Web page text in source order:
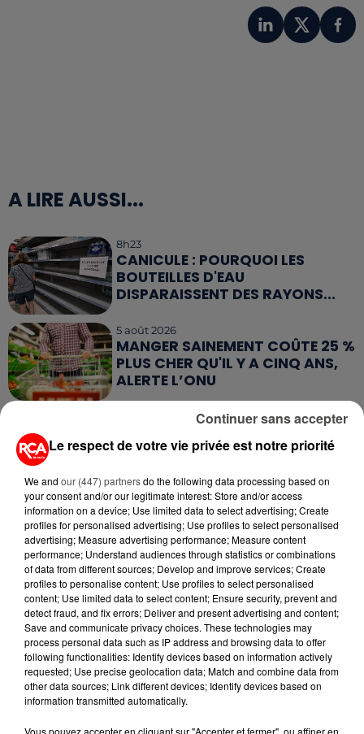
A LIRE AUSSI...
8h23
CANICULE : POURQUOI LES
BOUTEILLES D'EAU
DISPARAISSENT DES RAYONS...
5 août 2026
MANGER SAINEMENT COÛTE 25 %
PLUS CHER QU'IL Y A CINQ ANS,
ALERTE L’ONU
QUELLES SONT LES MARQUES QUI
OFFRENT LE MEILLEUR RAPPORT...
5 août 2026
MOUCHES : LES 5 RÉFLEXES À
ADOPTER POUR ÉVITER
L'INVASION CET ÉTÉ...
4 août 2026
ÉCLIPSE SOLAIRE DU 12 AOÛT : LA
RUÉE VERS LES LUNETTES DE...
4 août 2026
CAMPING-CAR : CE QUE VOUS
AVEZ LE DROIT DE FAIRE... ET LES
ERREURS...
Le respect de votre vie privée est notre priorité
We and our (447) partnersdo the following data processing based on
your consent and/or our legitimate interest: Store and/or access
information on a device; Use limited data to select advertising; Create
profiles for personalised advertising; Use profiles to select personalised
advertising; Measure advertising performance; Measure content
performance; Understand audiences through statistics or combinations
of data from different sources; Develop and improve services; Create
profiles to personalise content; Use profiles to select personalised
content; Use limited data to select content; Ensure security, prevent and
detect fraud, and fix errors; Deliver and present advertising and content;
Save and communicate privacy choices. These technologies may
process personal data such as IP address and browsing data to offer
following functionalities: Identify devices based on information actively
requested; Use precise geolocation data; Match and combine data from
other data sources; Link different devices; Identify devices based on
information transmitted automatically.
Vous pouvez accepter en cliquant sur "Accepter et fermer", ou affiner en
Continuer sans accepter